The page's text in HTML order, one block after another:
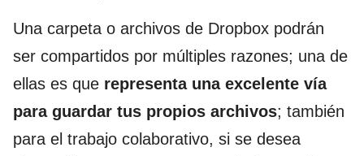
Una carpeta o archivos de Dropbox podrán
ser compartidos por múltiples razones; una de
ellas es que representa una excelente vía
para guardar tus propios archivos; también
para el trabajo colaborativo, si se desea